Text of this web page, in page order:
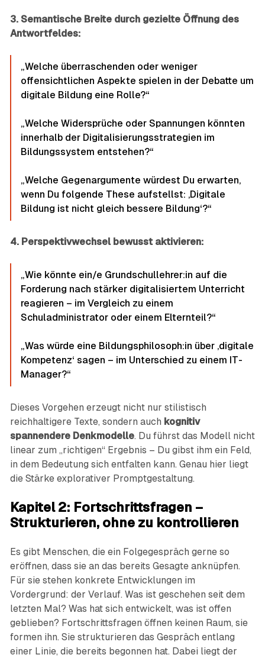
3. Semantische Breite durch gezielte Öffnung des
Antwortfeldes:
„Welche überraschenden oder weniger
offensichtlichen Aspekte spielen in der Debatte um
digitale Bildung eine Rolle?“
„Welche Widersprüche oder Spannungen könnten
innerhalb der Digitalisierungsstrategien im
Bildungssystem entstehen?“
„Welche Gegenargumente würdest Du erwarten,
wenn Du folgende These aufstellst: ‚Digitale
Bildung ist nicht gleich bessere Bildung‘?“
4. Perspektivwechsel bewusst aktivieren:
„Wie könnte ein/e Grundschullehrer:in auf die
Forderung nach stärker digitalisiertem Unterricht
reagieren – im Vergleich zu einem
Schuladministrator oder einem Elternteil?“
„Was würde eine Bildungsphilosoph:in über ‚digitale
Kompetenz‘ sagen – im Unterschied zu einem IT-
Manager?“
Dieses Vorgehen erzeugt nicht nur stilistisch
reichhaltigere Texte, sondern auch kognitiv
spannendere Denkmodelle. Du führst das Modell nicht
linear zum „richtigen“ Ergebnis – Du gibst ihm ein Feld,
in dem Bedeutung sich entfalten kann. Genau hier liegt
die Stärke explorativer Promptgestaltung.
Kapitel 2: Fortschrittsfragen –
Strukturieren, ohne zu kontrollieren
Es gibt Menschen, die ein Folgegespräch gerne so
eröffnen, dass sie an das bereits Gesagte anknüpfen.
Für sie stehen konkrete Entwicklungen im
Vordergrund: der Verlauf. Was ist geschehen seit dem
letzten Mal? Was hat sich entwickelt, was ist offen
geblieben? Fortschrittsfragen öffnen keinen Raum, sie
formen ihn. Sie strukturieren das Gespräch entlang
einer Linie, die bereits begonnen hat. Dabei liegt der